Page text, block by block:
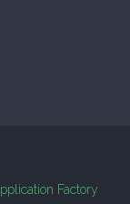
Factory